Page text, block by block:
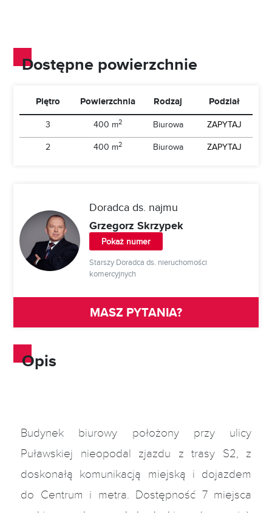
Dostępne powierzchnie
Piętro Powierzchnia Rodzaj Podział
3 400 m2 Biurowa
ZAPYTAJ
2
400 m2 Biurowa ZAPYTAJ
Doradca ds. najmu
Grzegorz Skrzypek
Pokaż numer
Starszy Doradca ds. nieruchomości
komercyjnych
MASZ PYTANIA?
Opis
Budynek biurowy położony przy ulicy
Puławskiej nieopodal zjazdu z trasy S2, z
doskonałą komunikacją miejską i dojazdem
do Centrum i metra. Dostępność 7 miejsca